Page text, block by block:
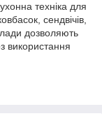
техніка для
сендвічів,
дозволяють
використання
тераси чи